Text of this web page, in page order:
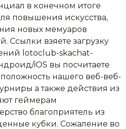
в конечном итоге
повышения искусства,
новых мемуаров
Ссылки взяете загрузку
lotoclub-skachat-
iOS вы посчитаете
нашего веб-веб-
а также действия из
геймерам
благоприятель из
кубки. Сожаление во